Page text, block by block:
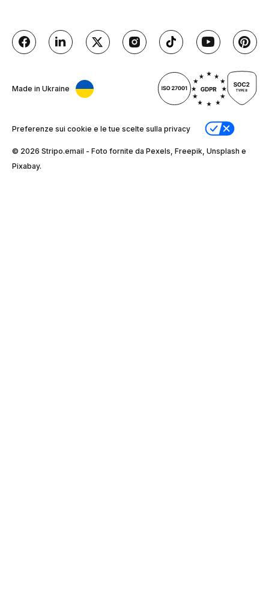
Made in Ukraine
Preferenze sui cookie e le tue scelte sulla privacy
© 2026 Stripо.email - Foto fornite da Pexels, Freepik, Unsplash e
Pixabay.